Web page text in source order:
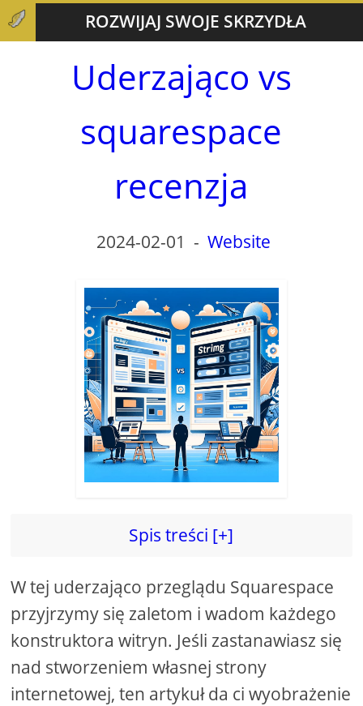
ROZWIJAJ SWOJE SKRZYDŁA
Uderzająco vs
squarespace
recenzja
2024-02-01 - Website
Spis treści [+]
W tej uderzająco przeglądu Squarespace
przyjrzymy się zaletom i wadom każdego
konstruktora witryn. Jeśli zastanawiasz się
nad stworzeniem własnej strony
internetowej, ten artykuł da ci wyobrażenie